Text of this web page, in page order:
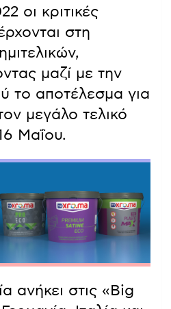
οι κριτικές
στη
μαζί με την
το αποτέλεσμα για
μεγάλο τελικό
Μαΐου.
ανήκει στις «Big